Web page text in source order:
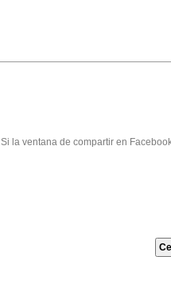
Si la ventana de compartir en